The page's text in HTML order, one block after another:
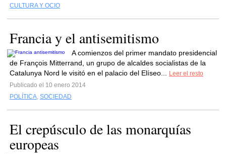
CULTURA Y OCIO
Francia y el antisemitismo
A comienzos del primer mandato presidencial
de François Mitterrand, un grupo de alcaldes socialistas de la
Catalunya Nord le visitó en el palacio del Elíseo...
Leer el resto
Publicado el 10 enero 2014
POLÍTICA, SOCIEDAD
El crepúsculo de las monarquías
europeas